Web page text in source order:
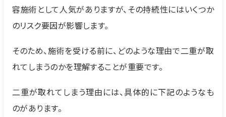
容施術として人気がありますが、その持続性にはいくつか
のリスク要因が影響します。
そのため、施術を受ける前に、どのような理由で二重が取
れてしまうのかを理解することが重要です。
二重が取れてしまう理由には、具体的に下記のようなも
のがあります。